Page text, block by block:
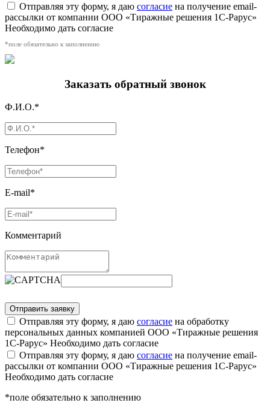
Отправляя эту форму, я даю согласие на получение email-
рассылки от компании ООО «Тиражные решения 1С-Рарус»
Необходимо дать согласие
*поле обязательно к заполнению
Заказать обратный звонок
Ф.И.О.*
Телефон*
E-mail*
Комментарий
Отправляя эту форму, я даю согласие на обработку
персональных данных компанией ООО «Тиражные решения
1С-Рарус» Необходимо дать согласие
Отправляя эту форму, я даю согласие на получение email-
рассылки от компании ООО «Тиражные решения 1С-Рарус»
Необходимо дать согласие
*поле обязательно к заполнению